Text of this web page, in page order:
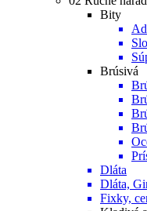
Bity
Brúsivá
Dláta
Dláta,
Fixky,